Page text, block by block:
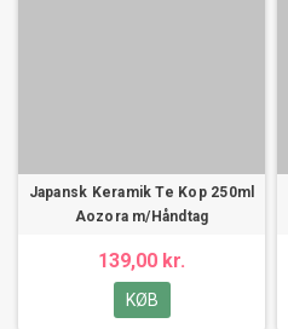
Japansk Keramik Te Kop 250ml
Aozora m/Håndtag
139,00 kr.
KØB